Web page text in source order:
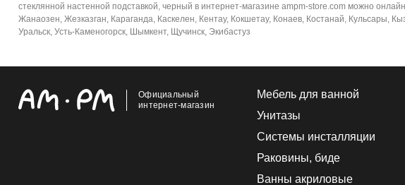
стеклянной настенной подставкой, черный в интернет-магазине ampm-store.com можно
Жанаозен, Жезказган, Караганда, Каскелен, Кентау, Кокшетау, Конаев, Костанай, Кульсары,
Уральск, Усть-Каменогорск, Шымкент, Щучинск, Экибастуз
Официальный
интернет-магазин
Мебель для ванной
Унитазы
Системы инсталляции
Раковины, биде
Ванны акриловые